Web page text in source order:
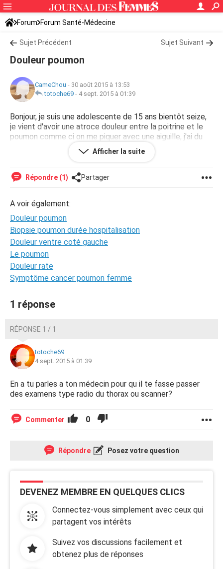
Forum Forum Santé-Médecine
Symptômes et maladies courantes
Sujet Précédent Sujet Suivant
Douleur poumon
CameChou - 30 août 2015 à 13:53
totoche69 - 4 sept. 2015 à 01:39
Bonjour, je suis une adolescente de 15 ans bientôt seize,
je vient d'avoir une atroce douleur entre la poitrine et le
poumon comme ci on me piquer avec une aiguille, j'ai du
mal a respirer, j'aimerais bien savoir ce qu'il m'arrive ...
Afficher la suite
Répondre (1) Partager
A voir également:
Douleur poumon
Biopsie poumon durée hospitalisation
Douleur ventre coté gauche
Le poumon
Douleur rate
Symptôme cancer poumon femme
1 réponse
RÉPONSE 1 / 1
totoche69
4 sept. 2015 à 01:39
En a tu parles a ton médecin pour qu il te fasse passer
des examens type radio du thorax ou scanner?
Commenter 0
Répondre Posez votre question
DEVENEZ MEMBRE EN QUELQUES CLICS
Connectez-vous simplement avec ceux qui
partagent vos intérêts
Suivez vos discussions facilement et
obtenez plus de réponses